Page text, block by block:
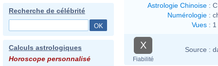
Recherche de célébrité
Calculs astrologiques
Horoscope personnalisé
Astrologie Chinoise :
Numérologie :
Vues :
X
Fiabilité
Source :